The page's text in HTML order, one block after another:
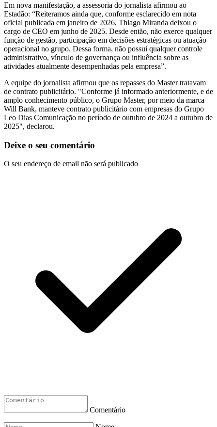
Em nova manifestação, a assessoria do jornalista afirmou ao
Estadão: “Reiteramos ainda que, conforme esclarecido em nota
oficial publicada em janeiro de 2026, Thiago Miranda deixou o
cargo de CEO em junho de 2025. Desde então, não exerce qualquer
função de gestão, participação em decisões estratégicas ou atuação
operacional no grupo. Dessa forma, não possui qualquer controle
administrativo, vínculo de governança ou influência sobre as
atividades atualmente desempenhadas pela empresa”.
A equipe do jornalista afirmou que os repasses do Master tratavam
de contrato publicitário. "Conforme já informado anteriormente, e de
amplo conhecimento público, o Grupo Master, por meio da marca
Will Bank, manteve contrato publicitário com empresas do Grupo
Leo Dias Comunicação no período de outubro de 2024 a outubro de
2025", declarou.
Deixe o seu comentário
O seu endereço de email não será publicado
Comentário